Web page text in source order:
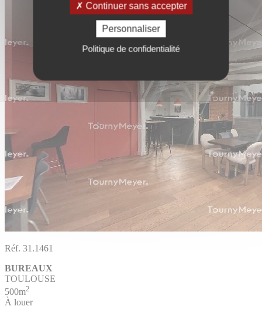
Continuer sans accepter
Personnaliser
Politique de confidentialité
Réf. 31.1461
BUREAUX
TOULOUSE
500m2
À louer